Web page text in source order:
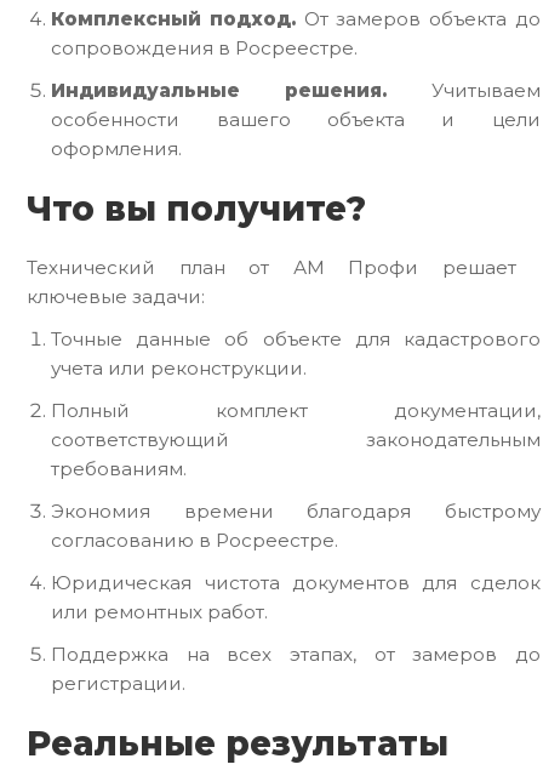
Комплексный подход. От замеров объекта до
сопровождения в Росреестре.
Индивидуальные решения. Учитываем
особенности вашего объекта и цели
оформления.
Что вы получите?
Технический план от АМ Профи решает
ключевые задачи:
Точные данные об объекте для кадастрового
учета или реконструкции.
Полный комплект документации,
соответствующий законодательным
требованиям.
Экономия времени благодаря быстрому
согласованию в Росреестре.
Юридическая чистота документов для сделок
или ремонтных работ.
Поддержка на всех этапах, от замеров до
регистрации.
Реальные результаты